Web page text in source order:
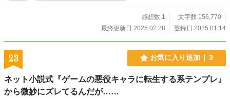
自らの知恵と力で最強となり、全てを手に入れる覇王となるまでの物語。 ※１
０万字以上、完結保証。（執筆済み） ※完結まで毎日更新。 ※他の投稿サイト
（なろう、カクヨム、アルファポリス）でも掲載中。 ※1月15日タイトル、あら
すじ変更。
感想数 1
文字数 156,770
最終更新日 2025.02.28
登録日 2025.01.14
23 お気に入り追加 3
ネット小説式『ゲームの悪役キャラに転生する系テンプレ』
から微妙にズレてるんだが……